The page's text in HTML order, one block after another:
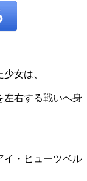
女は、
左右する戦いへ身
イ・ヒューツベル